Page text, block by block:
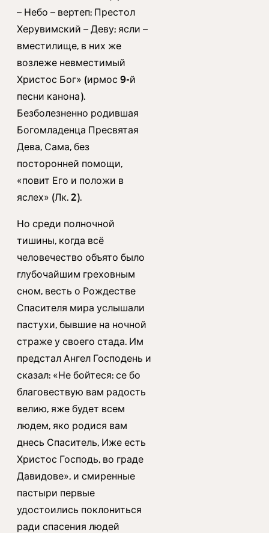
– Небо – вертеп; Престол
Херувимский – Деву; ясли –
вместилище, в них же
возлеже невместимый
Христос Бог» (ирмос 9-й
песни канона).
Безболезненно родившая
Богомладенца Пресвятая
Дева, Сама, без
посторонней помощи,
«повит Его и положи в
яслех» (Лк. 2).
Но среди полночной
тишины, когда всё
человечество объято было
глубочайшим греховным
сном, весть о Рождестве
Спасителя мира услышали
пастухи, бывшие на ночной
страже у своего стада. Им
предстал Ангел Господень и
сказал: «Не бойтеся: се бо
благовествую вам радость
велию, яже будет всем
людем, яко родися вам
днесь Спаситель, Иже есть
Христос Господь, во граде
Давидове», и смиренные
пастыри первые
удостоились поклониться
ради спасения людей